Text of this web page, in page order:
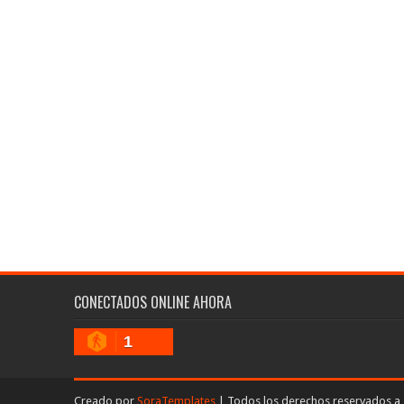
CONECTADOS ONLINE AHORA
1
Creado por SoraTemplates | Todos los derechos reservados a